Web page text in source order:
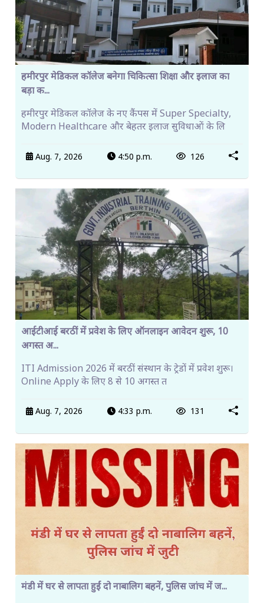
हमीरपुर मेडिकल कॉलेज बनेगा चिकित्सा शिक्षा और इलाज का
बड़ा क...
हमीरपुर मेडिकल कॉलेज के नए कैंपस में Super Specialty,
Modern Healthcare और बेहतर इलाज सुविधाओं के लि
Aug. 7, 2026 4:50 p.m. 126
आईटीआई बरठीं में प्रवेश के लिए ऑनलाइन आवेदन शुरू, 10
अगस्त अ...
ITI Admission 2026 में बरठीं संस्थान के ट्रेडों में प्रवेश शुरू।
Online Apply के लिए 8 से 10 अगस्त त
Aug. 7, 2026 4:33 p.m. 131
मंडी में घर से लापता हुईं दो नाबालिग बहनें, पुलिस जांच में ज...